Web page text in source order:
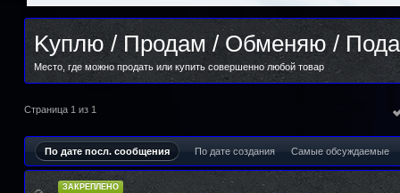
Kуплю / Продам / Обменяю /
Место, где можно продать или купить совершенно любой товар
Страница 1 из 1
По дате посл. сообщения По дате создания Самые обсуждаемые
ЗАКРЕПЛЕНО